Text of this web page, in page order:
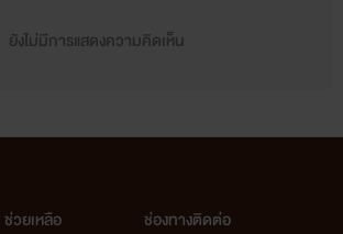
ยังไม่มีการแสดงความคิดเห็น
ช่วยเหลือ
ช่องทางติดต่อ